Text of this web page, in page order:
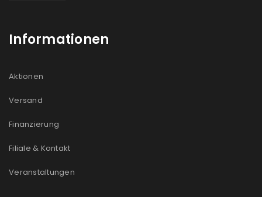
Informationen
Aktionen
Versand
Finanzierung
Filiale & Kontakt
Veranstaltungen